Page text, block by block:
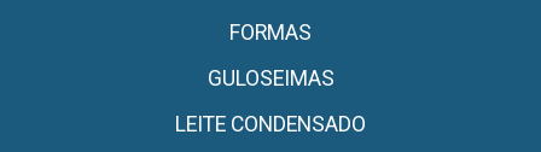
FORMAS
GULOSEIMAS
LEITE CONDENSADO